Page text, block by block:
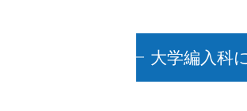
大学編入科